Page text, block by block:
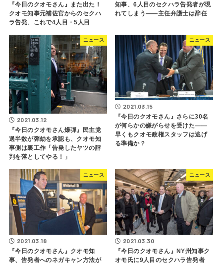
『今日のクオモさん』また出た！
クオモ知事元補佐官からのセクハ
ラ告発、これで4人目・5人目
知事、6人目のセクハラ告発者が現
れてしまう――主任弁護士は辞任
ニュース
2021.03.12
『今日のクオモさん爆弾』民主党
過半数が弾劾を承認も、クオモ知
事側は裏工作「告発したヤツの評
判を落としてやる！」
ニュース
2021.03.15
『今日のクオモさん』さらに30名
が何らかの嫌がらせを受けた――
早くもクオモ政権スタッフは逃げ
る準備か？
ニュース
2021.03.18
『今日のクオモさん』クオモ知
事、告発者へのネガキャン方法が
ニュース
2021.03.30
『今日のクオモさん』NY州知事ク
オモ氏に9人目のセクハラ告発者